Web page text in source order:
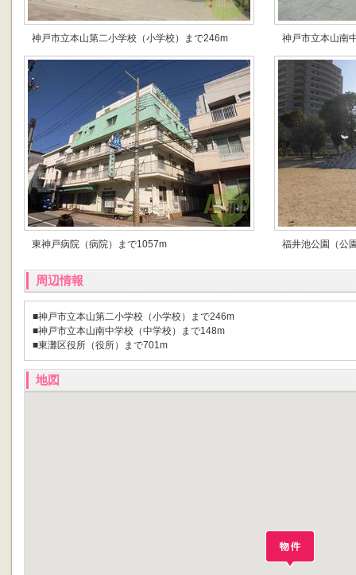
神戸市立本山第二小学校（小学校）まで246m 神戸市立本山南
東神戸病院（病院）まで1057m 福井池公園（公
周辺情報
■神戸市立本山第二小学校（小学校）まで246m
■神戸市立本山南中学校（中学校）まで148m
■東灘区役所（役所）まで701m
地図